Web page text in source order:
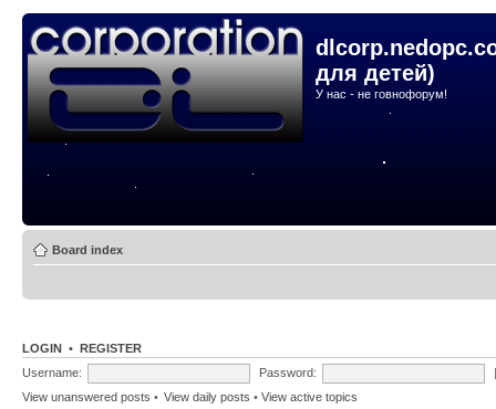
для детей)
У нас - не говнофорум!
Board index
LOGIN • REGISTER
Username:
Password:
View unanswered posts • View daily posts • View active topics